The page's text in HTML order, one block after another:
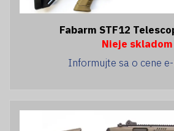
Fabarm STF12
Nieje skladom
Informujte sa o cene